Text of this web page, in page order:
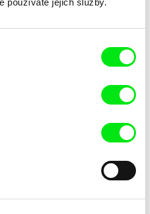
Kuličky
Mette Ilene Holmriis, Marie
Nørgaard, Marie Thorhauge